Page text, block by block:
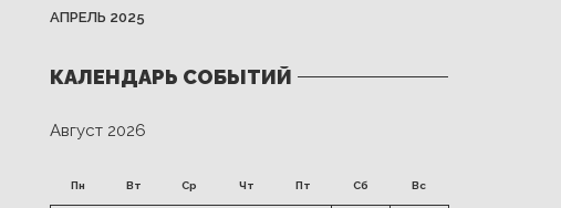
АПРЕЛЬ 2025
КАЛЕНДАРЬ СОБЫТИЙ
Август 2026
Пн Вт Ср Чт Пт Сб Вс